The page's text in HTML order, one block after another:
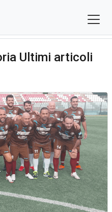
Ultimi articoli